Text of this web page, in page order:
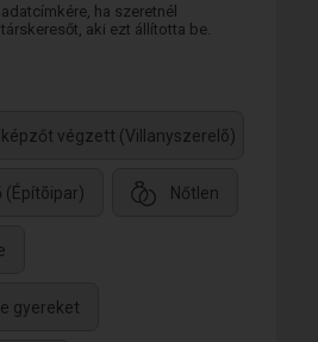
ha szeretnél
aki ezt állította be.
végzett (Villanyszerelõ)
(Építõipar) Nőtlen
gyereket